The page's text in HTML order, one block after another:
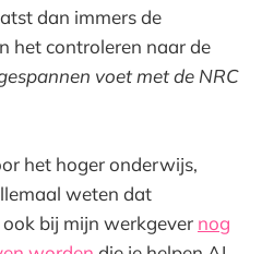
dan immers de
het controleren naar de
voet met de NRC
het hoger onderwijs,
weten dat
bij mijn werkgever nog